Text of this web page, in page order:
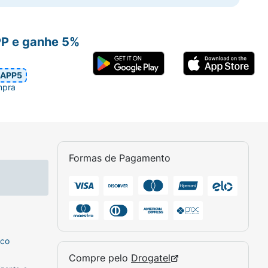
Formas de Pagamento
Compre pelo Drogatel
e ganhe 5%
APP5